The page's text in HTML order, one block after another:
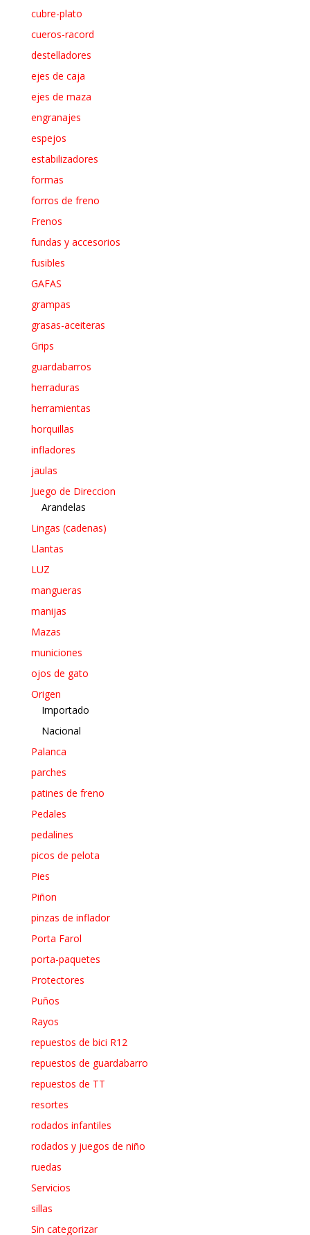
cubre-plato
cueros-racord
destelladores
ejes de caja
ejes de maza
engranajes
espejos
estabilizadores
formas
forros de freno
Frenos
fundas y accesorios
fusibles
GAFAS
grampas
grasas-aceiteras
Grips
guardabarros
herraduras
herramientas
horquillas
infladores
jaulas
Juego de Direccion
Arandelas
Lingas (cadenas)
Llantas
LUZ
mangueras
manijas
Mazas
municiones
ojos de gato
Origen
Importado
Nacional
Palanca
parches
patines de freno
Pedales
pedalines
picos de pelota
Pies
Piñon
pinzas de inflador
Porta Farol
porta-paquetes
Protectores
Puños
Rayos
repuestos de bici R12
repuestos de guardabarro
repuestos de TT
resortes
rodados infantiles
rodados y juegos de niño
ruedas
Servicios
sillas
Sin categorizar